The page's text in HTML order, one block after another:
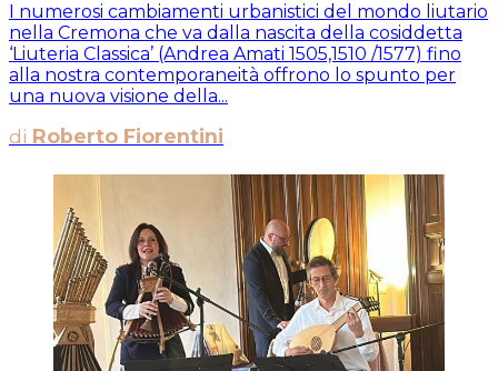
I numerosi cambiamenti urbanistici del mondo liutario
nella Cremona che va dalla nascita della cosiddetta
‘Liuteria Classica’ (Andrea Amati 1505,1510 /1577) fino
alla nostra contemporaneità offrono lo spunto per
una nuova visione della...
di Roberto Fiorentini